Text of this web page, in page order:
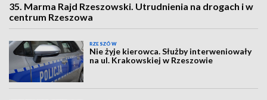
35. Marma Rajd Rzeszowski. Utrudnienia na drogach i w
centrum Rzeszowa
RZESZÓW
Nie żyje kierowca. Służby interweniowały
na ul. Krakowskiej w Rzeszowie